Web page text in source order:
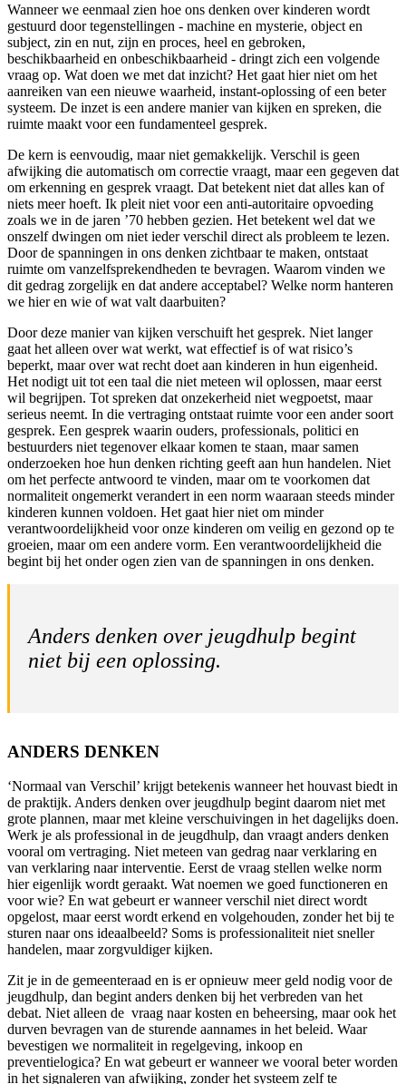
Wanneer we eenmaal zien hoe ons denken over kinderen wordt
gestuurd door tegenstellingen - machine en mysterie, object en
subject, zin en nut, zijn en proces, heel en gebroken,
beschikbaarheid en onbeschikbaarheid - dringt zich een volgende
vraag op. Wat doen we met dat inzicht? Het gaat hier niet om het
aanreiken van een nieuwe waarheid, instant-oplossing of een beter
systeem. De inzet is een andere manier van kijken en spreken, die
ruimte maakt voor een fundamenteel gesprek.
De kern is eenvoudig, maar niet gemakkelijk. Verschil is geen
afwijking die automatisch om correctie vraagt, maar een gegeven dat
om erkenning en gesprek vraagt. Dat betekent niet dat alles kan of
niets meer hoeft. Ik pleit niet voor een anti-autoritaire opvoeding
zoals we in de jaren ’70 hebben gezien. Het betekent wel dat we
onszelf dwingen om niet ieder verschil direct als probleem te lezen.
Door de spanningen in ons denken zichtbaar te maken, ontstaat
ruimte om vanzelfsprekendheden te bevragen. Waarom vinden we
dit gedrag zorgelijk en dat andere acceptabel? Welke norm hanteren
we hier en wie of wat valt daarbuiten?
Door deze manier van kijken verschuift het gesprek. Niet langer
gaat het alleen over wat werkt, wat effectief is of wat risico’s
beperkt, maar over wat recht doet aan kinderen in hun eigenheid.
Het nodigt uit tot een taal die niet meteen wil oplossen, maar eerst
wil begrijpen. Tot spreken dat onzekerheid niet wegpoetst, maar
serieus neemt. In die vertraging ontstaat ruimte voor een ander soort
gesprek. Een gesprek waarin ouders, professionals, politici en
bestuurders niet tegenover elkaar komen te staan, maar samen
onderzoeken hoe hun denken richting geeft aan hun handelen. Niet
om het perfecte antwoord te vinden, maar om te voorkomen dat
normaliteit ongemerkt verandert in een norm waaraan steeds minder
kinderen kunnen voldoen. Het gaat hier niet om minder
verantwoordelijkheid voor onze kinderen om veilig en gezond op te
groeien, maar om een andere vorm. Een verantwoordelijkheid die
begint bij het onder ogen zien van de spanningen in ons denken.
Anders denken over jeugdhulp begint
niet bij een oplossing.
ANDERS DENKEN
‘Normaal van Verschil’ krijgt betekenis wanneer het houvast biedt in
de praktijk. Anders denken over jeugdhulp begint daarom niet met
grote plannen, maar met kleine verschuivingen in het dagelijks doen.
Werk je als professional in de jeugdhulp, dan vraagt anders denken
vooral om vertraging. Niet meteen van gedrag naar verklaring en
van verklaring naar interventie. Eerst de vraag stellen welke norm
hier eigenlijk wordt geraakt. Wat noemen we goed functioneren en
voor wie? En wat gebeurt er wanneer verschil niet direct wordt
opgelost, maar eerst wordt erkend en volgehouden, zonder het bij te
sturen naar ons ideaalbeeld? Soms is professionaliteit niet sneller
handelen, maar zorgvuldiger kijken.
Zit je in de gemeenteraad en is er opnieuw meer geld nodig voor de
jeugdhulp, dan begint anders denken bij het verbreden van het
debat. Niet alleen de vraag naar kosten en beheersing, maar ook het
durven bevragen van de sturende aannames in het beleid. Waar
bevestigen we normaliteit in regelgeving, inkoop en
preventielogica? En wat gebeurt er wanneer we vooral beter worden
in het signaleren van afwijking, zonder het systeem zelf te